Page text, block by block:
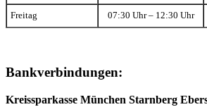
Freitag 07:30 Uhr – 12:30 Uhr
Bankverbindungen:
Kreissparkasse München Starnberg